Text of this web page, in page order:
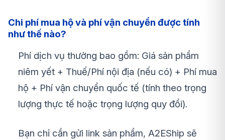
Chi phí mua hộ và phí vận chuyển được tính
như thế nào?
Phí dịch vụ thường bao gồm: Giá sản phẩm
niêm yết + Thuế/Phí nội địa (nếu có) + Phí mua
hộ + Phí vận chuyển quốc tế (tính theo trọng
lượng thực tế hoặc trọng lượng quy đổi).
Bạn chỉ cần gửi link sản phẩm, A2EShip sẽ